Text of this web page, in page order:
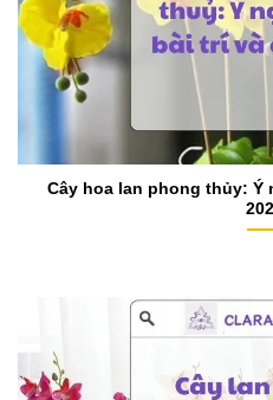
​Cây hoa lan phong thủy: Ý